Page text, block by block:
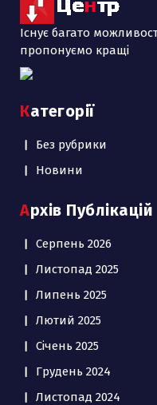
Існує багато
пропонуємо кращі
Категорії
Без рубрики
Новини
Архів Публікацій
Серпень 2026
Листопад 2025
Липень 2025
Лютий 2025
Січень 2025
Грудень 2024
Листопад 2024